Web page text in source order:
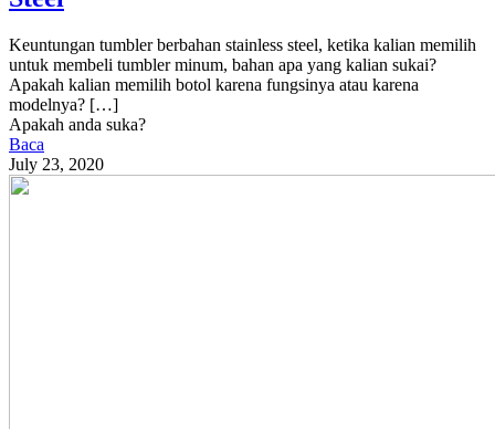
Keuntungan tumbler berbahan stainless steel, ketika kalian memilih
untuk membeli tumbler minum, bahan apa yang kalian sukai?
Apakah kalian memilih botol karena fungsinya atau karena
modelnya? […]
Apakah anda suka?
Baca
July 23, 2020